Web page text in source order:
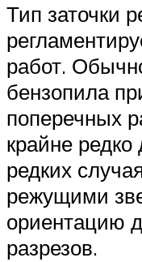
Тип заточки
работ.
бензопила
поперечных
крайне
редких
режущими
ориентацию
разрезов.